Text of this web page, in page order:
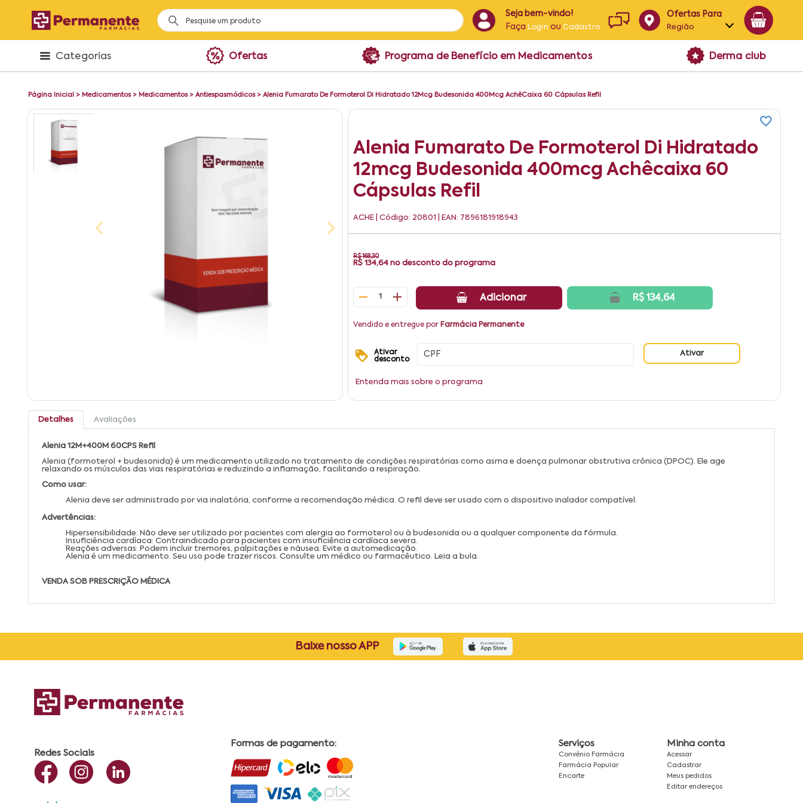
Seja bem-vindo!
Faça Login ouCadastro
Ofertas Para
Região
Alagoas
Categorias Ofertas Programa de Benefício em Medicamentos Derma club
Página Inicial > Medicamentos> Medicamentos> Antiespasmódicos> Alenia Fumarato De Formoterol Di Hidratado 12Mcg Budesonida 400Mcg AchêCaixa 60 Cápsulas Refil
Alenia Fumarato De Formoterol Di Hidratado
12mcg Budesonida 400mcg Achêcaixa 60
Cápsulas Refil
ACHE | Código: 20801 | EAN: 7896181918943
R$ 168,30
R$ 134,64no desconto do programa
1 Adicionar R$ 134,64
Vendido e entregue por Farmácia Permanente
Ativar
desconto
Ativar
Entenda mais sobre o programa
Detalhes Avaliações
Alenia 12M+400M 60CPS Refil
Alenia (formoterol + budesonida) é um medicamento utilizado no tratamento de condições respiratórias como asma e doença pulmonar obstrutiva crônica (DPOC). Ele age
relaxando os músculos das vias respiratórias e reduzindo a inflamação, facilitando a respiração.
Como usar:
Alenia deve ser administrado por via inalatória, conforme a recomendação médica. O refil deve ser usado com o dispositivo inalador compatível.
Advertências:
Hipersensibilidade: Não deve ser utilizado por pacientes com alergia ao formoterol ou à budesonida ou a qualquer componente da fórmula.
Insuficiência cardíaca: Contraindicado para pacientes com insuficiência cardíaca severa.
Reações adversas: Podem incluir tremores, palpitações e náusea. Evite a automedicação.
Alenia é um medicamento. Seu uso pode trazer riscos. Consulte um médico ou farmacêutico. Leia a bula.
VENDA SOB PRESCRIÇÃO MÉDICA
Baixe nosso APP
Redes Sociais
Formas de pagamento: Serviços
Convênio Farmácia
Farmácia Popular
Encarte
Minha conta
Acessar
Cadastrar
Meus pedidos
Editar endereços